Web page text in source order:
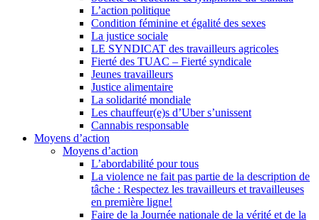
L’action politique
Condition féminine et égalité des sexes
La justice sociale
LE SYNDICAT des travailleurs agricoles
Fierté des TUAC – Fierté syndicale
Jeunes travailleurs
Justice alimentaire
La solidarité mondiale
Les chauffeur(e)s d’Uber s’unissent
Cannabis responsable
Moyens d’action
Moyens d’action
L’abordabilité pour tous
La violence ne fait pas partie de la description de
tâche : Respectez les travailleurs et travailleuses
en première ligne!
Faire de la Journée nationale de la vérité et de la